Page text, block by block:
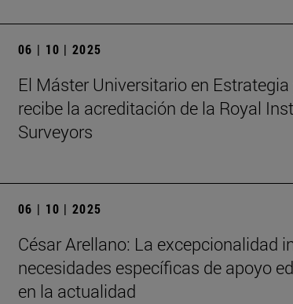
06 | 10 | 2025
El Máster Universitario en
recibe la acreditación de la Royal
Surveyors
06 | 10 | 2025
César Arellano: La excepcionalidad
necesidades específicas de apoyo
en la actualidad